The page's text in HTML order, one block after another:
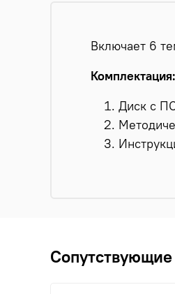
Включает 6
Комплектация:
Диск с